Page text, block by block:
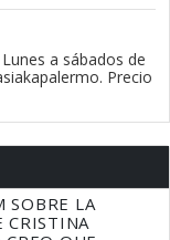
a sábados de
Precio
SOBRE LA
CRISTINA